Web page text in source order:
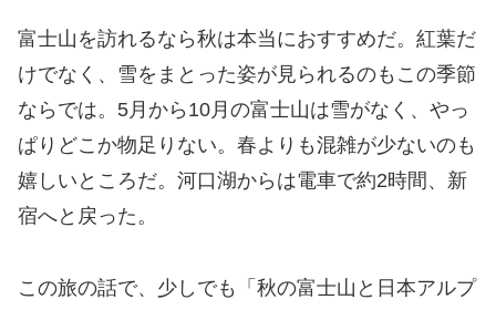
富士山を訪れるなら秋は本当におすすめだ。紅葉だ
けでなく、雪をまとった姿が見られるのもこの季節
ならでは。5月から10月の富士山は雪がなく、やっ
ぱりどこか物足りない。春よりも混雑が少ないのも
嬉しいところだ。河口湖からは電車で約2時間、新
宿へと戻った。
この旅の話で、少しでも「秋の富士山と日本アルプ